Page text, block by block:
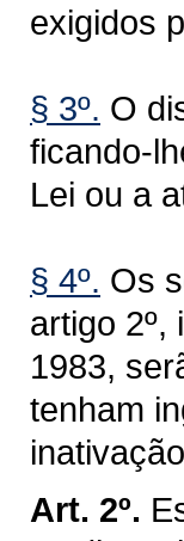
exigidos
§ 3º. O
ficando-
Lei ou a
§ 4º. Os
artigo 2º,
1983,
tenham
Art. 2º.